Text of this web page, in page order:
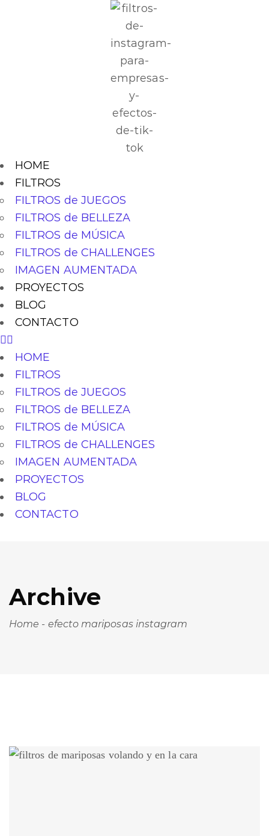
HOME
FILTROS
FILTROS de JUEGOS
FILTROS de BELLEZA
FILTROS de MÚSICA
FILTROS de CHALLENGES
IMAGEN AUMENTADA
PROYECTOS
BLOG
CONTACTO
HOME
FILTROS
FILTROS de JUEGOS
FILTROS de BELLEZA
FILTROS de MÚSICA
FILTROS de CHALLENGES
IMAGEN AUMENTADA
PROYECTOS
BLOG
CONTACTO
Archive
Home - efecto mariposas instagram